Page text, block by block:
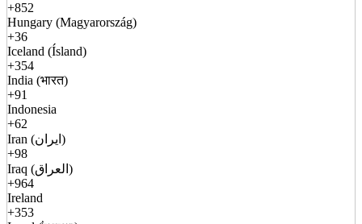
+852
Hungary (Magyarország)
+36
Iceland (Ísland)
+354
India (भारत)
+91
Indonesia
+62
Iran (ایران)
+98
Iraq (العراق)
+964
Ireland
+353